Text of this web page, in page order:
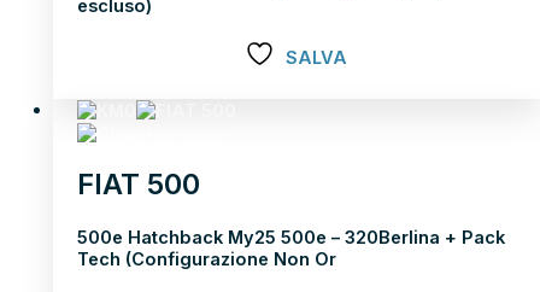
escluso)
SALVA
FIAT 500
500e Hatchback My25 500e – 320Berlina + Pack
Tech (Configurazione Non Or